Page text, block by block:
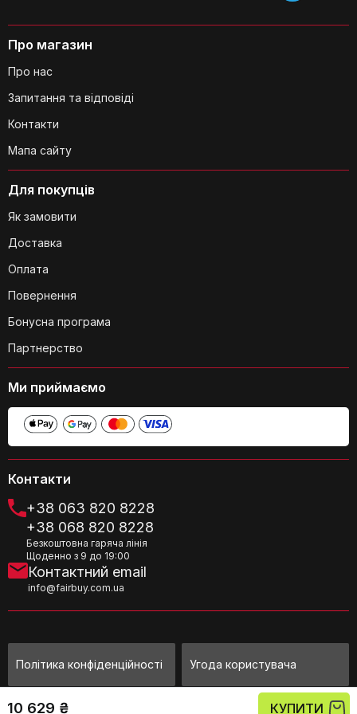
10 629 ₴ КУПИТИ
Чи є кріплення для кабелів?
Чи потрібні додаткові інструменти
для встановлення?
З чого зроблена основа підставки?
Який колір підставки?
Де вироблена підставка?
Чи підходить підставка для
телевізорів з LED або LCD екраном?
Контакти
+38 063 820 8228
+38 068 820 8228
Безкоштовна гаряча лінія
Щоденно з 9 до 19:00
Контактний email
info@fairbuy.com.ua
Для покупців
Як замовити
Доставка
Оплата
Повернення
Бонусна програма
Партнерство
Про магазин
Про нас
Запитання та відповіді
Контакти
Мапа сайту
Ми приймаємо
Політика конфіденційності Угода користувача